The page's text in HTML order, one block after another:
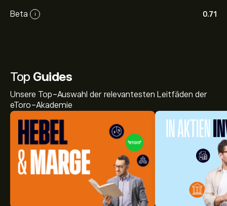
Beta i 0.71
Top Guides
Unsere Top-Auswahl der relevantesten Leitfäden der
eToro-Akademie